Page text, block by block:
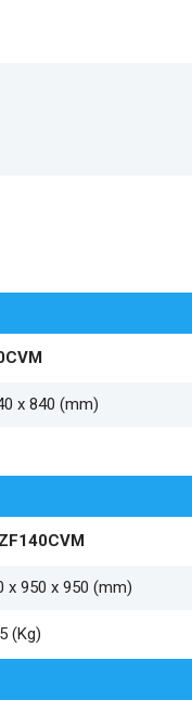
x 840 (mm)
x 950 x 950 (mm)
(Kg)